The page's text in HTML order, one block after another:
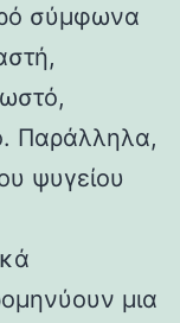
σύμφωνα
Παράλληλα,
ψυγείου
μια